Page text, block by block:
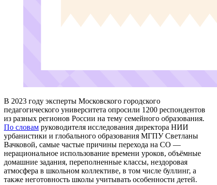
В 2023 году эксперты Московского городского
педагогического университета опросили 1200 респондентов
из разных регионов России на тему семейного образования.
По словам руководителя исследования директора НИИ
урбанистики и глобального образования МГПУ Светланы
Вачковой, самые частые причины перехода на СО —
нерациональное использование времени уроков, объёмные
домашние задания, переполненные классы, нездоровая
атмосфера в школьном коллективе, в том числе буллинг, а
также неготовность школы учитывать особенности детей.